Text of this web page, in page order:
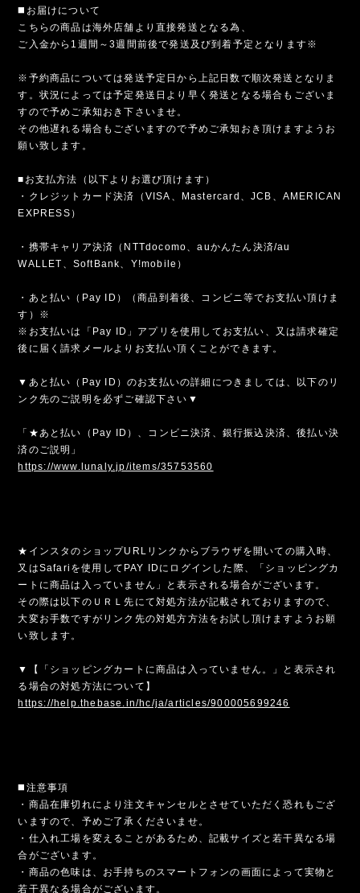
◼️お届けについて
こちらの商品は海外店舗より直接発送となる為、
ご入金から1週間～3週間前後で発送及び到着予定となります※
※予約商品については発送予定日から上記日数で順次発送となりま
す。状況によっては予定発送日より早く発送となる場合もございま
すので予めご承知おき下さいませ。
その他遅れる場合もございますので予めご承知おき頂けますようお
願い致します。
■お支払方法（以下よりお選び頂けます）
・クレジットカード決済（VISA、Mastercard、JCB、AMERICAN
EXPRESS）
・携帯キャリア決済（NTTdocomo、auかんたん決済/au
WALLET、SoftBank、Y!mobile）
・あと払い（Pay ID）（商品到着後、コンビニ等でお支払い頂けま
す）※
※お支払いは「Pay ID」アプリを使用してお支払い、又は請求確定
後に届く請求メールよりお支払い頂くことができます。
▼あと払い（Pay ID）のお支払いの詳細につきましては、以下のリ
ンク先のご説明を必ずご確認下さい▼
「★あと払い（Pay ID）、コンビニ決済、銀行振込決済、後払い決
済のご説明」
https://www.lunaly.jp/items/35753560
★インスタのショップURLリンクからブラウザを開いての購入時、
又はSafariを使用してPAY IDにログインした際、「ショッピングカ
ートに商品は入っていません」と表示される場合がございます。
その際は以下のＵＲＬ先にて対処方法が記載されておりますので、
大変お手数ですがリンク先の対処方方法をお試し頂けますようお願
い致します。
▼【「ショッピングカートに商品は入っていません。」と表示され
る場合の対処方法について】
https://help.thebase.in/hc/ja/articles/900005699246
◼️注意事項
・商品在庫切れにより注文キャンセルとさせていただく恐れもござ
いますので、予めご了承くださいませ。
・仕入れ工場を変えることがあるため、記載サイズと若干異なる場
合がございます。
・商品の色味は、お手持ちのスマートフォンの画面によって実物と
若干異なる場合がございます。